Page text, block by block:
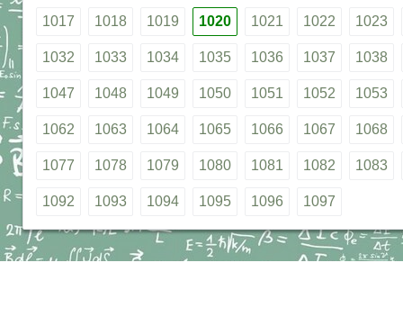
1017 1018 1019 1020 1021 1022 1023
1032 1033 1034 1035 1036 1037 1038
1047 1048 1049 1050 1051 1052 1053
1062 1063 1064 1065 1066 1067 1068
1077 1078 1079 1080 1081 1082 1083
1092 1093 1094 1095 1096 1097